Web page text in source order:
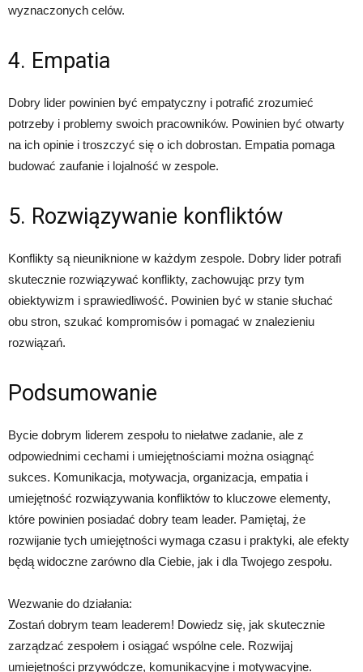
wyznaczonych celów.
4. Empatia
Dobry lider powinien być empatyczny i potrafić zrozumieć
potrzeby i problemy swoich pracowników. Powinien być otwarty
na ich opinie i troszczyć się o ich dobrostan. Empatia pomaga
budować zaufanie i lojalność w zespole.
5. Rozwiązywanie konfliktów
Konflikty są nieuniknione w każdym zespole. Dobry lider potrafi
skutecznie rozwiązywać konflikty, zachowując przy tym
obiektywizm i sprawiedliwość. Powinien być w stanie słuchać
obu stron, szukać kompromisów i pomagać w znalezieniu
rozwiązań.
Podsumowanie
Bycie dobrym liderem zespołu to niełatwe zadanie, ale z
odpowiednimi cechami i umiejętnościami można osiągnąć
sukces. Komunikacja, motywacja, organizacja, empatia i
umiejętność rozwiązywania konfliktów to kluczowe elementy,
które powinien posiadać dobry team leader. Pamiętaj, że
rozwijanie tych umiejętności wymaga czasu i praktyki, ale efekty
będą widoczne zarówno dla Ciebie, jak i dla Twojego zespołu.
Wezwanie do działania:
Zostań dobrym team leaderem! Dowiedz się, jak skutecznie
zarządzać zespołem i osiągać wspólne cele. Rozwijaj
umiejętności przywódcze, komunikacyjne i motywacyjne.